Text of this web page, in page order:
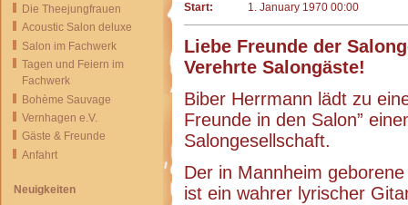
Die Theejungfrauen
Acoustic Salon deluxe
Salon im Fachwerk
Tagen und Feiern im
Fachwerk
Bohème Sauvage
Vernhagen e.V.
Gäste & Freunde
Anfahrt
Neuigkeiten
Start: 1. January 1970 00:00
Liebe Freunde der
Verehrte Salongäste!
Biber Herrmann lädt zu
Freunde in den Salon”
Salongesellschaft.
Der in Mannheim
ist ein wahrer lyrischer